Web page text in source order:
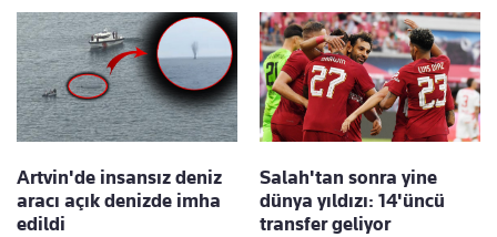
Artvin'de insansız deniz
aracı açık denizde imha
edildi
Salah'tan sonra yine
dünya yıldızı: 14'üncü
transfer geliyor